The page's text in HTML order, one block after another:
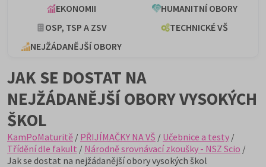
EKONOMII
HUMANITNÍ OBORY
OSP, TSP A ZSV
TECHNICKÉ VŠ
NEJŽÁDANĚJŠÍ OBORY
JAK SE DOSTAT NA
NEJŽÁDANĚJŠÍ OBORY VYSOKÝCH
ŠKOL
KamPoMaturitě / PŘIJÍMAČKY NA VŠ / Učebnice a testy /
Třídění dle fakult / Národně srovnávací zkoušky - NSZ Scio /
Jak se dostat na nejžádanější obory vysokých škol